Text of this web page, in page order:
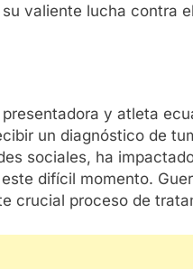
y atleta
un diagnóstico de
sociales, ha
difícil momento.
crucial proceso de